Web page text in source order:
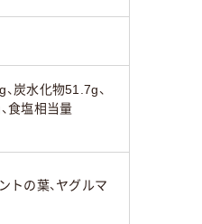
炭水化物51.7g、
食塩相当量
トの葉、ヤグルマ